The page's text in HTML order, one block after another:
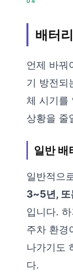
배터
언제 바꿔
기 방전되
체 시기를
상황을 줄
일반 배
일반적으
3~5년,
입니다.
주차 환경
나가기도
다.